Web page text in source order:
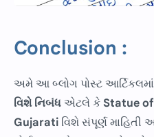
Conclusion :
અમે આ બ્લોગ પોસ્ટ આર્ટિકલમાં
વિશે નિબંધ એટલે કે Statue
Gujarati વિશે સંપૂર્ણ માહિતી